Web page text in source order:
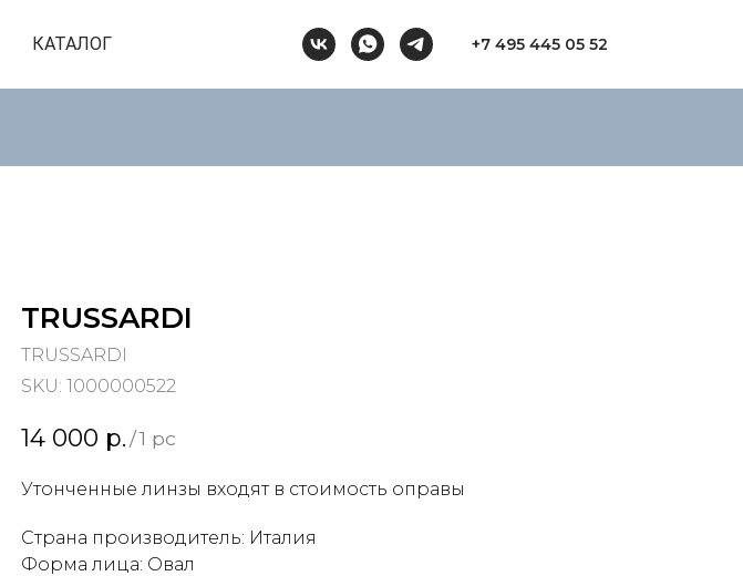
КАТАЛОГ +7 495 445 05 52
TRUSSARDI
TRUSSARDI
SKU: 1000000522
14 000 р. /1 pc
Утонченные линзы входят в стоимость оправы
Страна производитель: Италия
Форма лица: Овал